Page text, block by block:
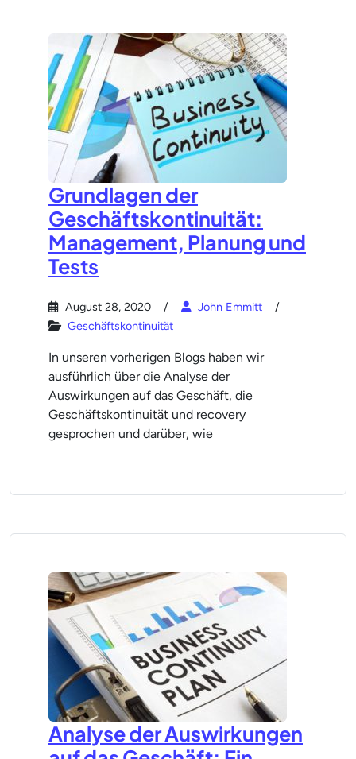
Grundlagen der
Geschäftskontinuität:
Management, Planung und
Tests
August 28, 2020
John Emmitt
Geschäftskontinuität
In unseren vorherigen Blogs haben wir
ausführlich über die Analyse der
Auswirkungen auf das Geschäft, die
Geschäftskontinuität und recovery
gesprochen und darüber, wie
Analyse der Auswirkungen